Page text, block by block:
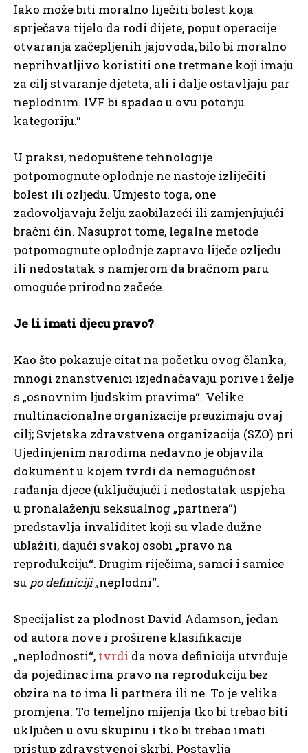
Iako može biti moralno liječiti bolest koja
sprječava tijelo da rodi dijete, poput operacije
otvaranja začepljenih jajovoda, bilo bi moralno
neprihvatljivo koristiti one tretmane koji imaju
za cilj stvaranje djeteta, ali i dalje ostavljaju par
neplodnim. IVF bi spadao u ovu potonju
kategoriju.“
U praksi, nedopuštene tehnologije
potpomognute oplodnje ne nastoje izliječiti
bolest ili ozljedu. Umjesto toga, one
zadovoljavaju želju zaobilazeći ili zamjenjujući
bračni čin. Nasuprot tome, legalne metode
potpomognute oplodnje zapravo liječe ozljedu
ili nedostatak s namjerom da bračnom paru
omoguće prirodno začeće.
Je li imati djecu pravo?
Kao što pokazuje citat na početku ovog članka,
mnogi znanstvenici izjednačavaju porive i želje
s „osnovnim ljudskim pravima“. Velike
multinacionalne organizacije preuzimaju ovaj
cilj; Svjetska zdravstvena organizacija (SZO) pri
Ujedinjenim narodima nedavno je objavila
dokument u kojem tvrdi da nemogućnost
rađanja djece (uključujući i nedostatak uspjeha
u pronalaženju seksualnog „partnera“)
predstavlja invaliditet koji su vlade dužne
ublažiti, dajući svakoj osobi „pravo na
reprodukciju“. Drugim riječima, samci i samice
su po definiciji„neplodni“.
Specijalist za plodnost David Adamson, jedan
od autora nove i proširene klasifikacije
„neplodnosti“, tvrdi da nova definicija utvrđuje
da pojedinac ima pravo na reprodukciju bez
obzira na to ima li partnera ili ne. To je velika
promjena. To temeljno mijenja tko bi trebao biti
uključen u ovu skupinu i tko bi trebao imati
pristup zdravstvenoj skrbi. Postavlja